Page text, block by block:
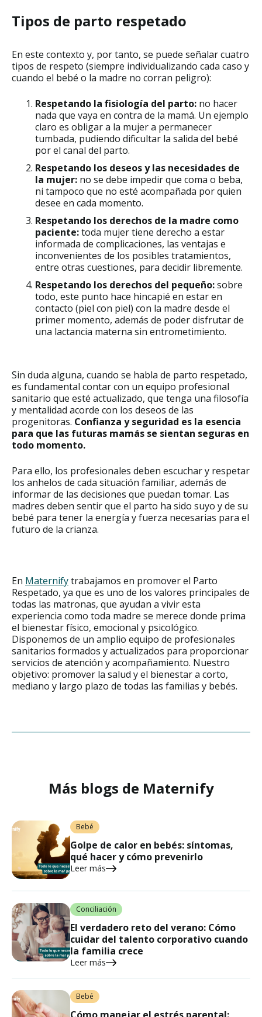
Tipos de parto respetado
En este contexto y, por tanto, se puede señalar cuatro
tipos de respeto (siempre individualizando cada caso y
cuando el bebé o la madre no corran peligro):
Respetando la fisiología del parto: no hacer
nada que vaya en contra de la mamá. Un ejemplo
claro es obligar a la mujer a permanecer
tumbada, pudiendo dificultar la salida del bebé
por el canal del parto.
Respetando los deseos y las necesidades de
la mujer: no se debe impedir que coma o beba,
ni tampoco que no esté acompañada por quien
desee en cada momento.
Respetando los derechos de la madre como
paciente:toda mujer tiene derecho a estar
informada de complicaciones, las ventajas e
inconvenientes de los posibles tratamientos,
entre otras cuestiones, para decidir libremente.
Respetando los derechos del pequeño:sobre
todo, este punto hace hincapié en estar en
contacto (piel con piel) con la madre desde el
primer momento, además de poder disfrutar de
una lactancia materna sin entrometimiento.
Sin duda alguna, cuando se habla de parto respetado,
es fundamental contar con un equipo profesional
sanitario que esté actualizado, que tenga una filosofía
y mentalidad acorde con los deseos de las
progenitoras. Confianza y seguridad es la esencia
para que las futuras mamás se sientan seguras en
todo momento.
Para ello, los profesionales deben escuchar y respetar
los anhelos de cada situación familiar, además de
informar de las decisiones que puedan tomar. Las
madres deben sentir que el parto ha sido suyo y de su
bebé para tener la energía y fuerza necesarias para el
futuro de la crianza.
En Maternifytrabajamos en promover el Parto
Respetado, ya que es uno de los valores principales de
todas las matronas, que ayudan a vivir esta
experiencia como toda madre se merece donde prima
el bienestar físico, emocional y psicológico.
Disponemos de un amplio equipo de profesionales
sanitarios formados y actualizados para proporcionar
servicios de atención y acompañamiento. Nuestro
objetivo: promover la salud y el bienestar a corto,
mediano y largo plazo de todas las familias y bebés.
Más blogs de Maternify
Bebé
Golpe de calor en bebés: síntomas,
qué hacer y cómo prevenirlo
Leer más
Conciliación
El verdadero reto del verano: Cómo
cuidar del talento corporativo cuando
la familia crece
Leer más
Bebé